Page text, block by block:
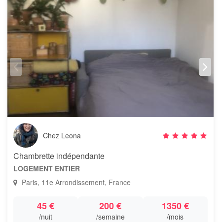
Chez Leona
Chambrette indépendante
LOGEMENT ENTIER
Paris, 11e Arrondissement, France
45 €
/nuit
200 €
/semaine
1350 €
/mois